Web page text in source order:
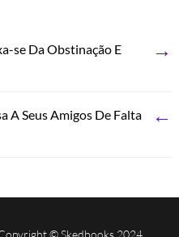
se Da Obstinação E
→
A Seus Amigos De Falta
←
© Skedbooks 2024.